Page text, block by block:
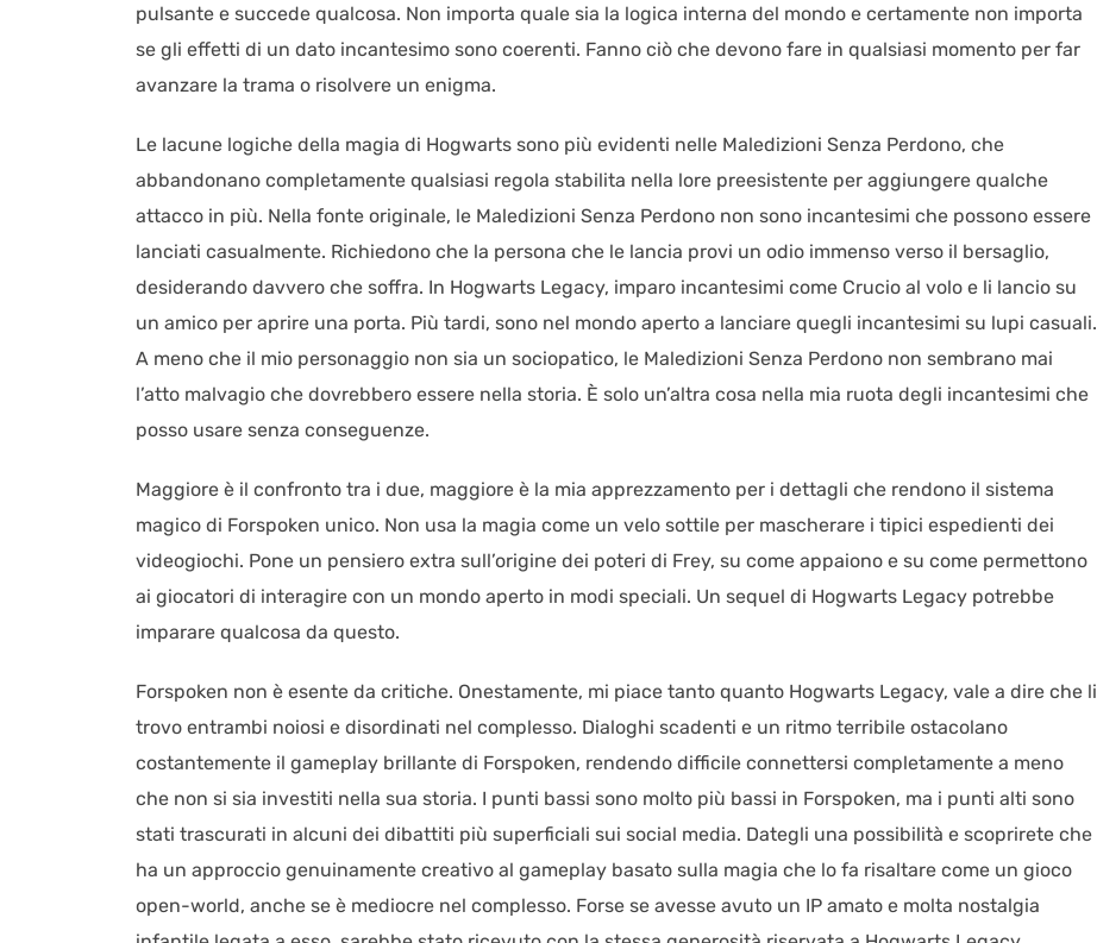
pulsante e succede qualcosa. Non importa quale sia la logica interna del mondo e certamente non importa
se gli effetti di un dato incantesimo sono coerenti. Fanno ciò che devono fare in qualsiasi momento per far
avanzare la trama o risolvere un enigma.
Le lacune logiche della magia di Hogwarts sono più evidenti nelle Maledizioni Senza Perdono, che
abbandonano completamente qualsiasi regola stabilita nella lore preesistente per aggiungere qualche
attacco in più. Nella fonte originale, le Maledizioni Senza Perdono non sono incantesimi che possono essere
lanciati casualmente. Richiedono che la persona che le lancia provi un odio immenso verso il bersaglio,
desiderando davvero che soffra. In Hogwarts Legacy, imparo incantesimi come Crucio al volo e li lancio su
un amico per aprire una porta. Più tardi, sono nel mondo aperto a lanciare quegli incantesimi su lupi casuali.
A meno che il mio personaggio non sia un sociopatico, le Maledizioni Senza Perdono non sembrano mai
l’atto malvagio che dovrebbero essere nella storia. È solo un’altra cosa nella mia ruota degli incantesimi che
posso usare senza conseguenze.
Maggiore è il confronto tra i due, maggiore è la mia apprezzamento per i dettagli che rendono il sistema
magico di Forspoken unico. Non usa la magia come un velo sottile per mascherare i tipici espedienti dei
videogiochi. Pone un pensiero extra sull’origine dei poteri di Frey, su come appaiono e su come permettono
ai giocatori di interagire con un mondo aperto in modi speciali. Un sequel di Hogwarts Legacy potrebbe
imparare qualcosa da questo.
Forspoken non è esente da critiche. Onestamente, mi piace tanto quanto Hogwarts Legacy, vale a dire che li
trovo entrambi noiosi e disordinati nel complesso. Dialoghi scadenti e un ritmo terribile ostacolano
costantemente il gameplay brillante di Forspoken, rendendo difficile connettersi completamente a meno
che non si sia investiti nella sua storia. I punti bassi sono molto più bassi in Forspoken, ma i punti alti sono
stati trascurati in alcuni dei dibattiti più superficiali sui social media. Dategli una possibilità e scoprirete che
ha un approccio genuinamente creativo al gameplay basato sulla magia che lo fa risaltare come un gioco
open-world, anche se è mediocre nel complesso. Forse se avesse avuto un IP amato e molta nostalgia